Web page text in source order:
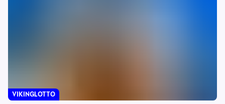
VIKINGLOTTO